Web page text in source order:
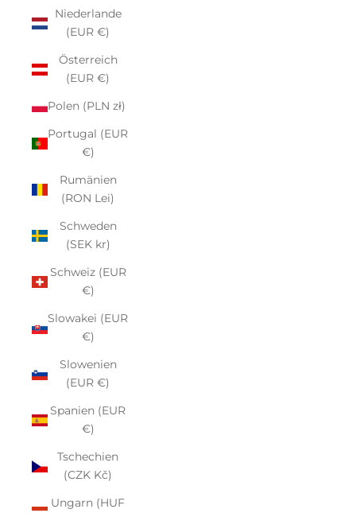
Niederlande
(EUR €)
Österreich
(EUR €)
Polen (PLN zł)
Portugal (EUR
€)
Rumänien
(RON Lei)
Schweden
(SEK kr)
Schweiz (EUR
€)
Slowakei (EUR
€)
Slowenien
(EUR €)
Spanien (EUR
€)
Tschechien
(CZK Kč)
Ungarn (HUF